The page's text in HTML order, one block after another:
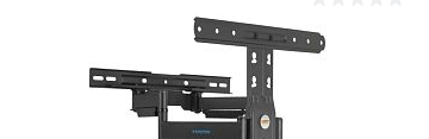
В корзину
Сравнение
В наличии (1)